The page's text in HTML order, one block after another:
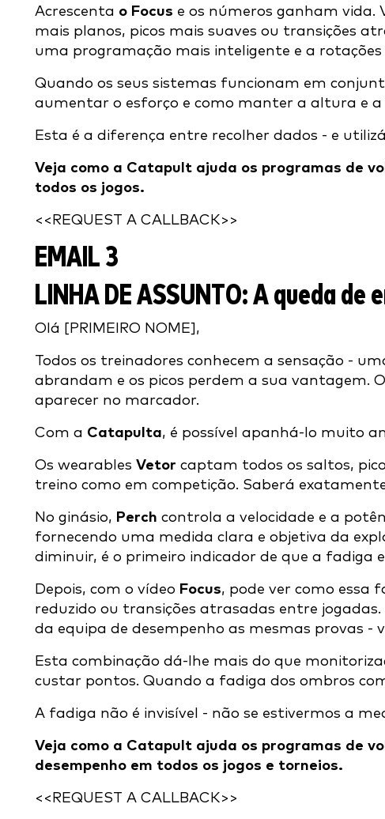
Acrescenta o Focus e os números ganham vida.
mais planos, picos mais suaves ou transições
uma programação mais inteligente e a rotações
Quando os seus sistemas funcionam em
aumentar o esforço e como manter a altura e a
Esta é a diferença entre recolher dados - e
Veja como a Catapult ajuda os programas de
todos os jogos.
<<REQUEST A CALLBACK>>
EMAIL 3
LINHA DE ASSUNTO:A queda de
Olá [PRIMEIRO NOME],
Todos os treinadores conhecem a sensação -
abrandam e os picos perdem a sua vantagem.
aparecer no marcador.
Com a Catapulta, é possível apanhá-lo muito
Os wearables Vetor captam todos os saltos,
treino como em competição. Saberá
No ginásio, Perch controla a velocidade e a
fornecendo uma medida clara e objetiva da
diminuir, é o primeiro indicador de que a fadiga
Depois, com o vídeo Focus, pode ver como essa
reduzido ou transições atrasadas entre
da equipa de desempenho as mesmas provas -
Esta combinação dá-lhe mais do que
custar pontos. Quando a fadiga dos ombros
A fadiga não é invisível - não se estivermos a
Veja como a Catapult ajuda os programas de
desempenho em todos os jogos e torneios.
<<REQUEST A CALLBACK>>